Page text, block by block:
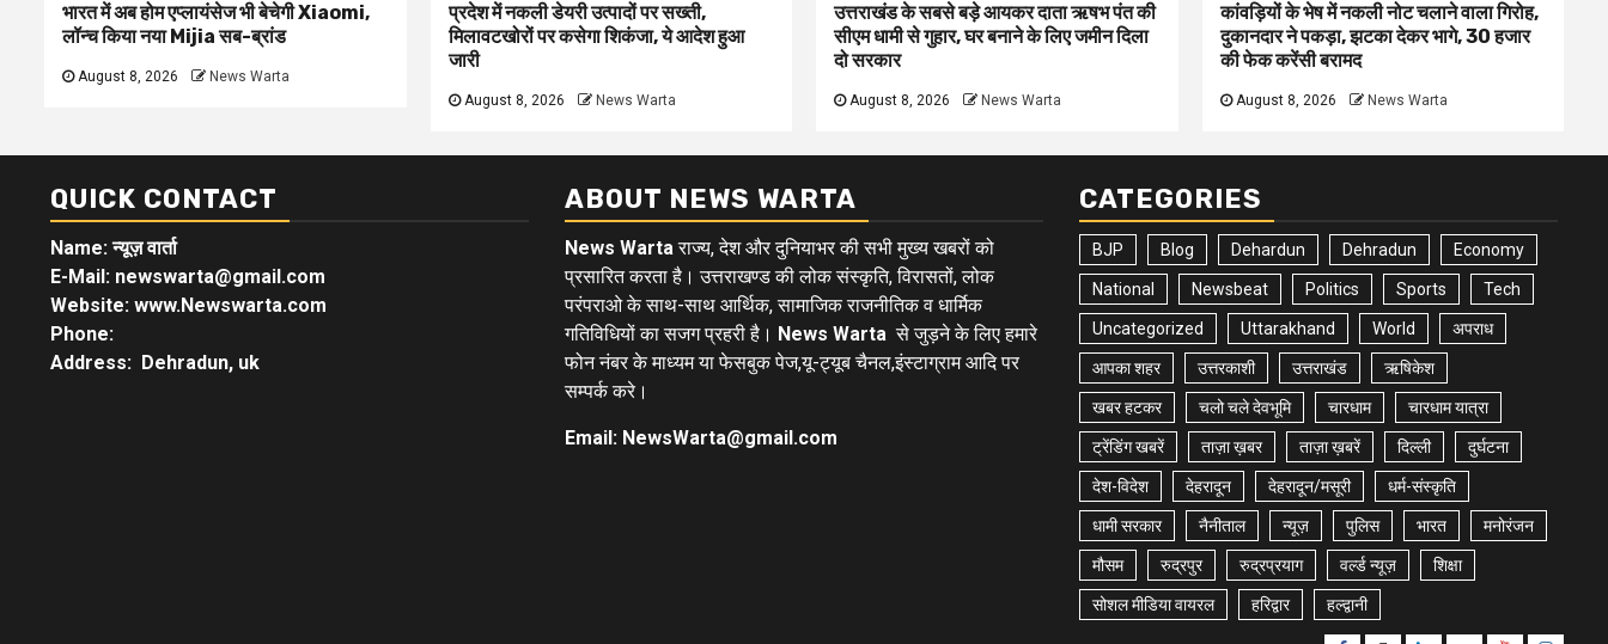
भारत में अब होम एप्लायंसेज भी बेचेगी Xiaomi,
लॉन्च किया नया Mijia सब-ब्रांड
August 8, 2026 News Warta
प्रदेश में नकली डेयरी उत्पादों पर सख्ती,
मिलावटखोरों पर कसेगा शिकंजा, ये आदेश हुआ
जारी
August 8, 2026 News Warta
उत्तराखंड के सबसे बड़े आयकर दाता ऋषभ पंत की
सीएम धामी से गुहार, घर बनाने के लिए जमीन दिला
दो सरकार
August 8, 2026 News Warta
कांवड़ियों के भेष में नकली नोट चलाने वाला गिरोह,
दुकानदार ने पकड़ा, झटका देकर भागे, 30 हजार
की फेक करेंसी बरामद
August 8, 2026 News Warta
QUICK CONTACT
Name: न्यूज़ वार्ता
E-Mail: newswarta@gmail.com
Website: www.Newswarta.com
Phone:
Address: Dehradun, uk
ABOUT NEWS WARTA
News Wartaराज्य, देश और दुनियाभर की सभी मुख्य खबरों को
प्रसारित करता है। उत्तराखण्ड की लोक संस्कृति, विरासतों, लोक
परंपराओ के साथ-साथ आर्थिक, सामाजिक राजनीतिक व धार्मिक
गतिविधियों का सजग प्रहरी है। News Warta से जुड़ने के लिए हमारे
फोन नंबर के माध्यम या फेसबुक पेज,यू-ट्यूब चैनल,इंस्टाग्राम आदि पर
सम्पर्क करे।
Email: NewsWarta@gmail.com
CATEGORIES
BJP Blog Dehardun Dehradun Economy
National Newsbeat Politics Sports Tech
Uncategorized Uttarakhand World अपराध
आपका शहर उत्तरकाशी उत्तराखंड ऋषिकेश
खबर हटकर चलो चले देवभूमि चारधाम चारधाम यात्रा
ट्रेंडिंग खबरें ताज़ा ख़बर ताज़ा ख़बरें दिल्ली दुर्घटना
देश-विदेश देहरादून देहरादून/मसूरी धर्म-संस्कृति
धामी सरकार नैनीताल न्यूज़ पुलिस भारत मनोरंजन
मौसम रुद्रपुर रुद्रप्रयाग वर्ल्ड न्यूज़ शिक्षा
सोशल मीडिया वायरल हरिद्वार हल्द्वानी